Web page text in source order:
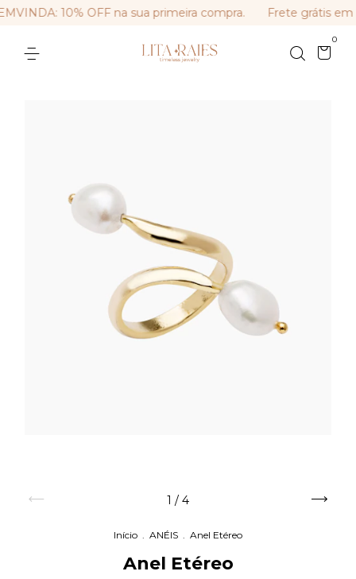
10% OFF na sua primeira compra. Frete grátis em
0
1 / 4
Início ANÉIS Anel Etéreo
Anel Etéreo